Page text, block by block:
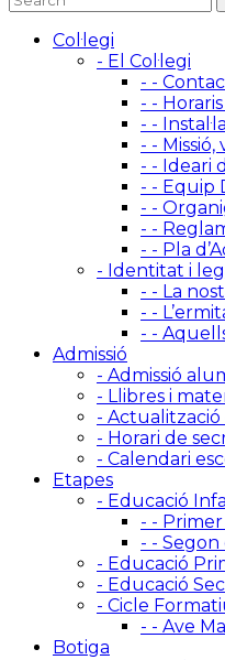
Col·legi
- El Col·legi
- -
- - Horaris
- -
- - Missió,
- - Ideari
- - Equip
- -
- -
- - Pla
- Identitat i
- - La
- -
- -
Admissió
- Admissió
- Llibres i
- Actualització
- Horari de
- Calendari
Etapes
- Educació
- -
- - Segon
- Educació
- Educació
- Cicle
- - Ave
Botiga